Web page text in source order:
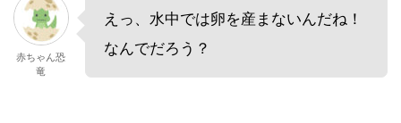
赤ちゃん恐
竜
えっ、水中では卵を産まないんだね！
なんでだろう？